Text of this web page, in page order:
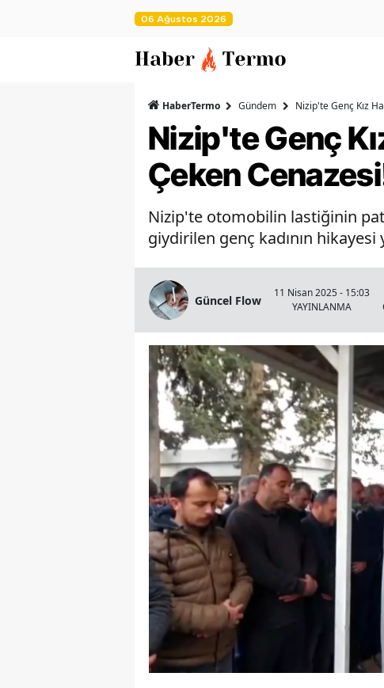
06 Ağustos 2026
HaberTermo Gündem Nizip'te Genç Kız
Nizip'te Genç
Çeken
Nizip'te otomobilin lastiğinin
giydirilen genç kadının hikayesi
Güncel Flow
11 Nisan 2025 - 15:03
YAYINLANMA